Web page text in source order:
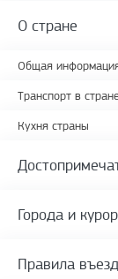
О стране
Общая
Транспорт в
Кухня страны
Города и
Правила